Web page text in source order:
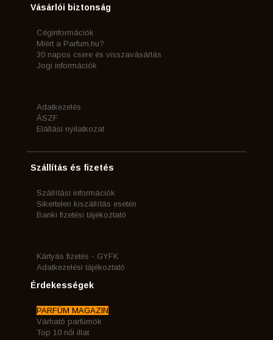
Vásárlói biztonság
Céginformációk
Miért a Parfum.hu?
30 napos csere és visszavásárlás
Jogi információk
Adatkezelés
ÁSZF
Elállási nyilatkozat
Szállítás és fizetés
Szállítási információk
Sikertelen kiszállítás esetén
Banki fizetési tájékoztató
Kártyás fizetés - GYFK
Adatkezelési tájékoztató
Érdekességek
PARFÜM MAGAZIN
Várható parfümök
Top 10 női illat